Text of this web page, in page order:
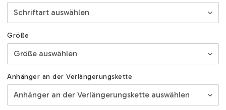
Größe
Anhänger an der Verlängerungskette